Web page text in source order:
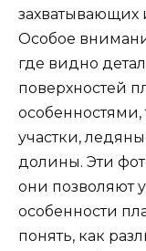
захватывающих
Особое
где видно
поверхностей
участки,
долины. Эти
они позволяют
особенности
понять, как